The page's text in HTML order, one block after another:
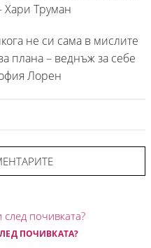
Хари Труман
не си сама в мислите
плана – веднъж за себе
Лорен
ПОЧИВКАТА?